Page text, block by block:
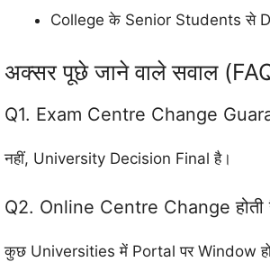
College के Senior Students से
अक्सर पूछे जाने वाले सवाल
Q1. Exam Centre Change
नहीं, University Decision Final है।
Q2. Online Centre Change होती
कुछ Universities में Portal पर Window